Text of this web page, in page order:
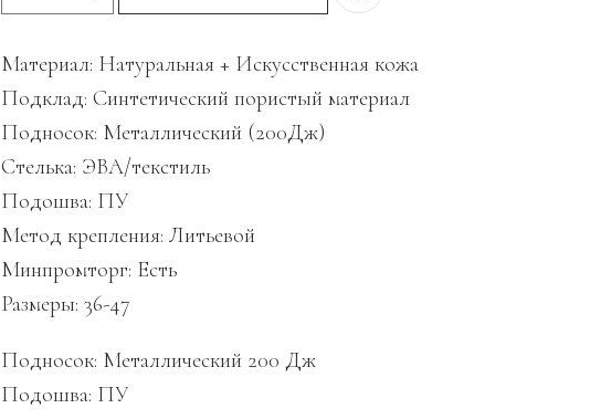
Материал: Натуральная + Искусственная кожа
Подклад: Синтетический пористый материал
Подносок: Металлический (200Дж)
Стелька: ЭВА/текстиль
Подошва: ПУ
Метод крепления: Литьевой
Минпромторг: Есть
Размеры: 36-47
Подносок: Металлический 200 Дж
Подошва: ПУ